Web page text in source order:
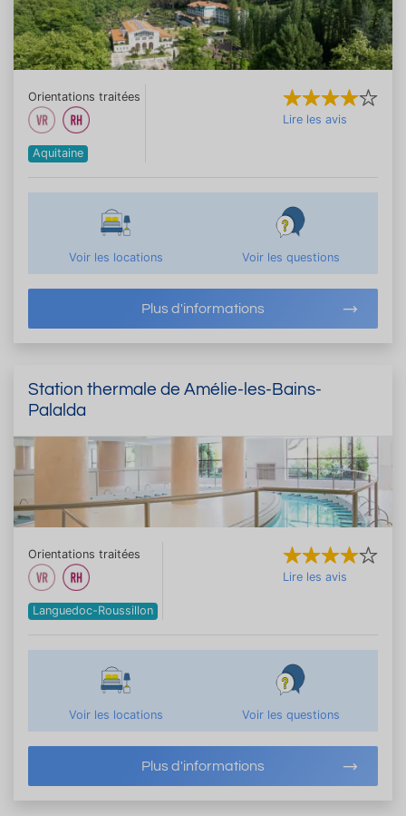
Orientations traitées
Aquitaine
Lire les avis
Voir les locations Voir les questions
Plus d'informations
Station thermale de Amélie-les-Bains-
Palalda
Orientations traitées
Languedoc-Roussillon
Lire les avis
Voir les locations Voir les questions
Plus d'informations